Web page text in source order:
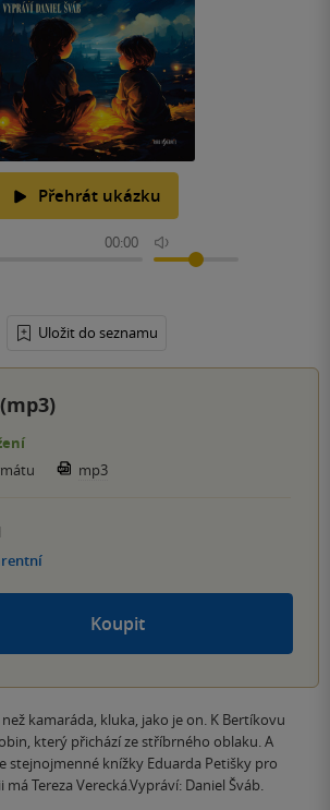
Přehrát ukázku
00:00
Uložit do seznamu
mp3
Koupit
kamaráda, kluka, jako je on. K Bertíkovu
který přichází ze stříbrného oblaku. A
stejnojmenné knížky Eduarda Petišky pro
Tereza Verecká.Vypráví: Daniel Šváb.